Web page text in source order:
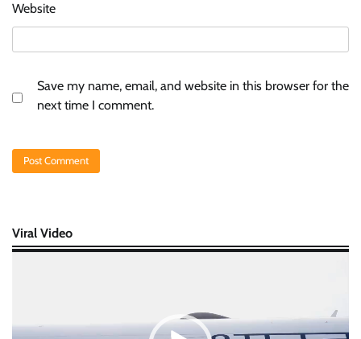
Website
Save my name, email, and website in this browser for the
next time I comment.
Viral Video